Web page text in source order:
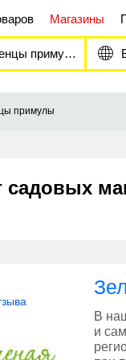
Магазины
примулы
примулы
садовых
В
и